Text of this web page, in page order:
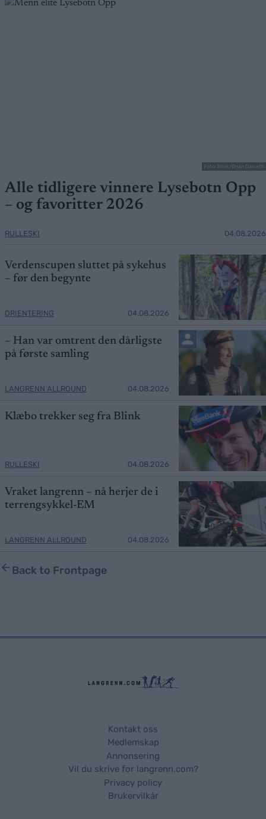
Foto: Blink/Ørjan Dalseth
Alle tidligere vinnere Lysebotn Opp
– og favoritter 2026
RULLESKI 04.08.2026
Verdenscupen sluttet på sykehus
– før den begynte
ORIENTERING 04.08.2026
– Han var omtrent den dårligste
på første samling
LANGRENN ALLROUND 04.08.2026
Klæbo trekker seg fra Blink
RULLESKI 04.08.2026
Vraket langrenn – nå herjer de i
terrengsykkel-EM
LANGRENN ALLROUND 04.08.2026
Back to Frontpage
Kontakt oss
Medlemskap
Annonsering
Vil du skrive for langrenn.com?
Privacy policy
Brukervilkår